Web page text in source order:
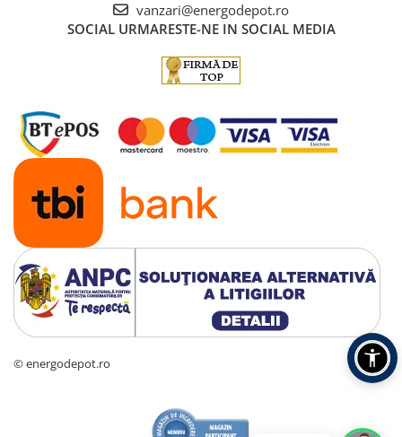
vanzari@energodepot.ro
SOCIAL URMARESTE-NE IN SOCIAL MEDIA
© energodepot.ro